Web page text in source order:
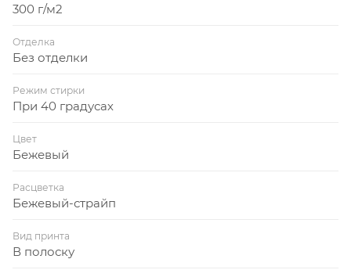
300 г/м2
Отделка
Без отделки
Режим стирки
При 40 градусах
Цвет
Бежевый
Расцветка
Бежевый-страйп
Вид принта
В полоску